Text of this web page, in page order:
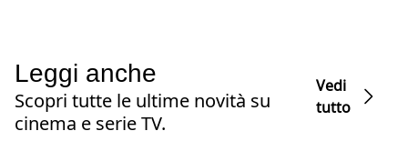
Leggi anche
Scopri tutte le ultime novità su
cinema e serie TV.
Vedi
tutto